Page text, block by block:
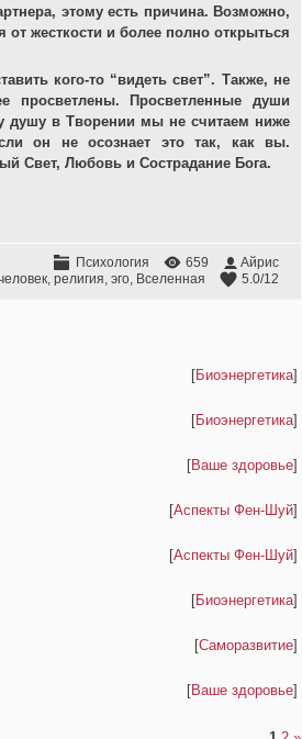
этому есть причина. Возможно,
от жесткости и более полно открыться
кого-то “видеть свет”. Также, не
просветлены. Просветленные души
душу в Творении мы не считаем ниже
он не осознает это так, как вы.
Свет, Любовь и Сострадание Бога.
Психология 659
Айрис
, религия, эго, Вселенная 5.0/12
[Биоэнергетика]
[Биоэнергетика]
[Ваше здоровье]
[Аспекты Фен-Шуй]
[Аспекты Фен-Шуй]
[Биоэнергетика]
[Саморазвитие]
[Ваше здоровье]